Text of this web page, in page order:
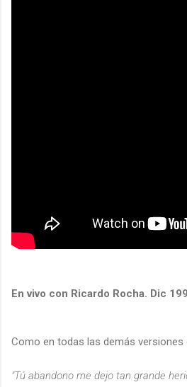
En vivo con Ricardo Rocha. Dic
Como en todas las demás versiones
"Tú abandono me dejo tan grande